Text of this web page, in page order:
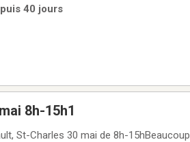
40 jours
8h-15h1